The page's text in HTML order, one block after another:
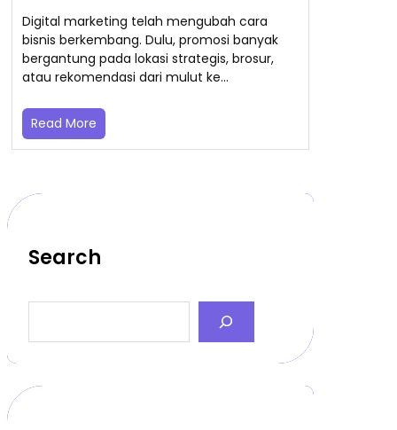
Digital marketing telah mengubah cara
bisnis berkembang. Dulu, promosi banyak
bergantung pada lokasi strategis, brosur,
atau rekomendasi dari mulut ke…
Read More
Search
a
c